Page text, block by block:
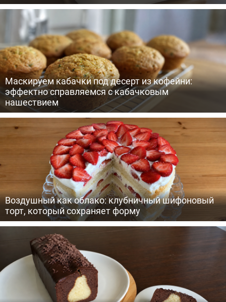
Маскируем кабачки под десерт из кофейни:
эффектно справляемся с кабачковым
нашествием
Воздушный как облако: клубничный шифоновый
торт, который сохраняет форму